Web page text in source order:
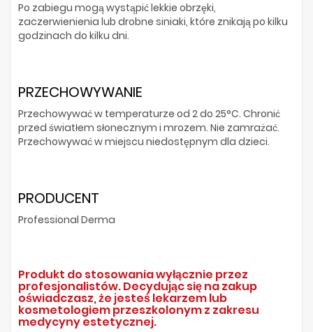
Po zabiegu mogą wystąpić lekkie obrzęki,
zaczerwienienia lub drobne siniaki, które znikają po kilku
godzinach do kilku dni.
PRZECHOWYWANIE
Przechowywać w temperaturze od 2 do 25°C. Chronić
przed światłem słonecznym i mrozem. Nie zamrażać.
Przechowywać w miejscu niedostępnym dla dzieci.
PRODUCENT
Professional Derma
Produkt do stosowania wyłącznie przez
profesjonalistów. Decydując się na zakup
oświadczasz, że jesteś lekarzem lub
kosmetologiem przeszkolonym z zakresu
medycyny estetycznej.